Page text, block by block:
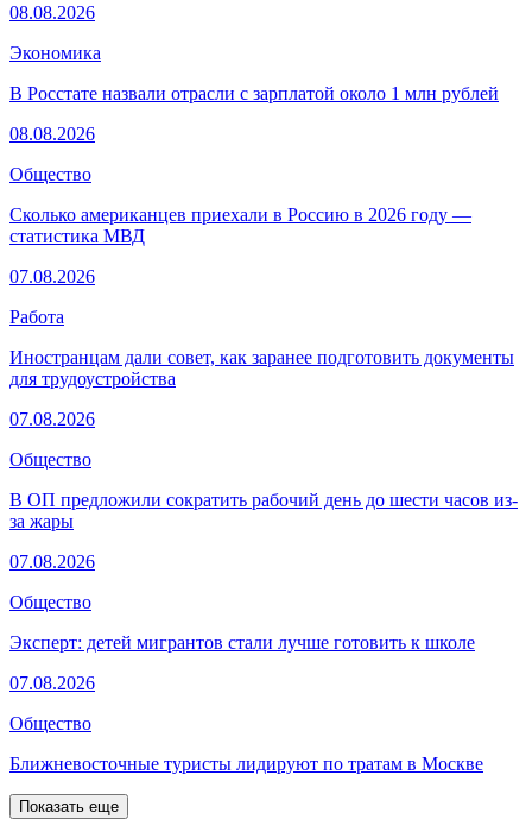
08.08.2026
Экономика
В Росстате назвали отрасли с зарплатой около 1 млн рублей
08.08.2026
Общество
Сколько американцев приехали в Россию в 2026 году —
статистика МВД
07.08.2026
Работа
Иностранцам дали совет, как заранее подготовить документы
для трудоустройства
07.08.2026
Общество
В ОП предложили сократить рабочий день до шести часов из-
за жары
07.08.2026
Общество
Эксперт: детей мигрантов стали лучше готовить к школе
07.08.2026
Общество
Ближневосточные туристы лидируют по тратам в Москве
Показать еще